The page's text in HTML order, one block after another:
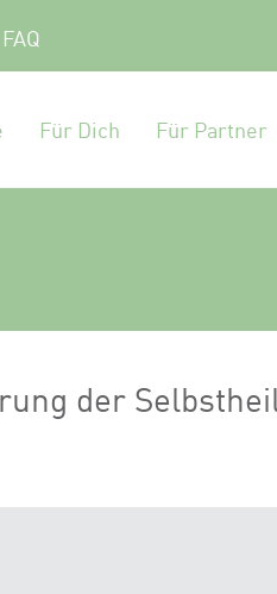
FAQ
Für Dich Für Partner
der